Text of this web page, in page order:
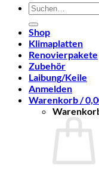
Suchen
nach:
Shop
Klimaplatten
Renovierpakete
Zubehör
Laibung/Keile
Anmelden
Warenkorb /